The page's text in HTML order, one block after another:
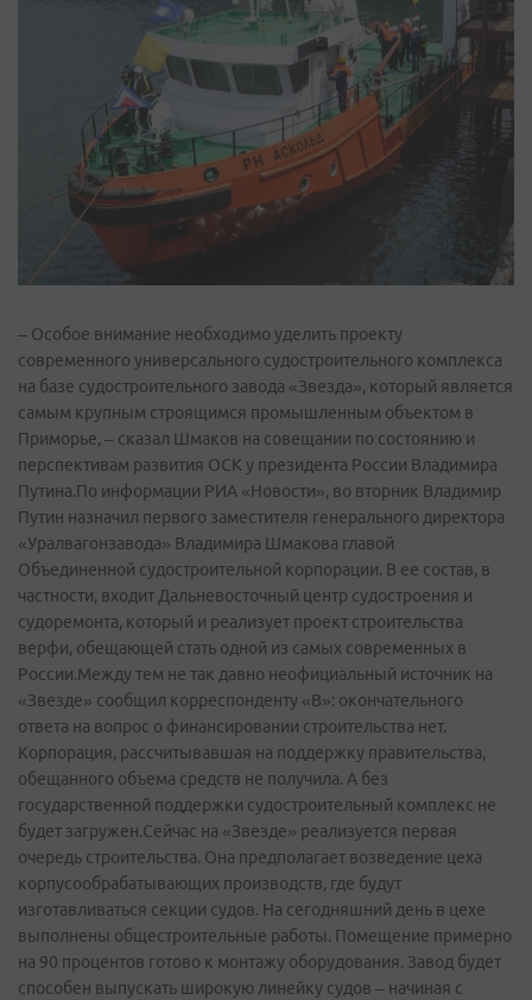
– Особое внимание необходимо уделить проекту
современного универсального судостроительного комплекса
на базе судостроительного завода «Звезда», который является
самым крупным строящимся промышленным объектом в
Приморье, – сказал Шмаков на совещании по состоянию и
перспективам развития ОСК у президента России Владимира
Путина.По информации РИА «Новости», во вторник Владимир
Путин назначил первого заместителя генерального директора
«Уралвагонзавода» Владимира Шмакова главой
Объединенной судостроительной корпорации. В ее состав, в
частности, входит Дальневосточный центр судостроения и
судоремонта, который и реализует проект строительства
верфи, обещающей стать одной из самых современных в
России.Между тем не так давно неофициальный источник на
«Звезде» сообщил корреспонденту «В»: окончательного
ответа на вопрос о финансировании строительства нет.
Корпорация, рассчитывавшая на поддержку правительства,
обещанного объема средств не получила. А без
государственной поддержки судостроительный комплекс не
будет загружен.Сейчас на «Звезде» реализуется первая
очередь строительства. Она предполагает возведение цеха
корпусообрабатывающих производств, где будут
изготавливаться секции судов. На сегодняшний день в цехе
выполнены общестроительные работы. Помещение примерно
на 90 процентов готово к монтажу оборудования. Завод будет
способен выпускать широкую линейку судов – начиная с